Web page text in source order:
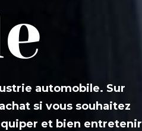
automobile. Sur
si vous souhaitez
et bien entretenir